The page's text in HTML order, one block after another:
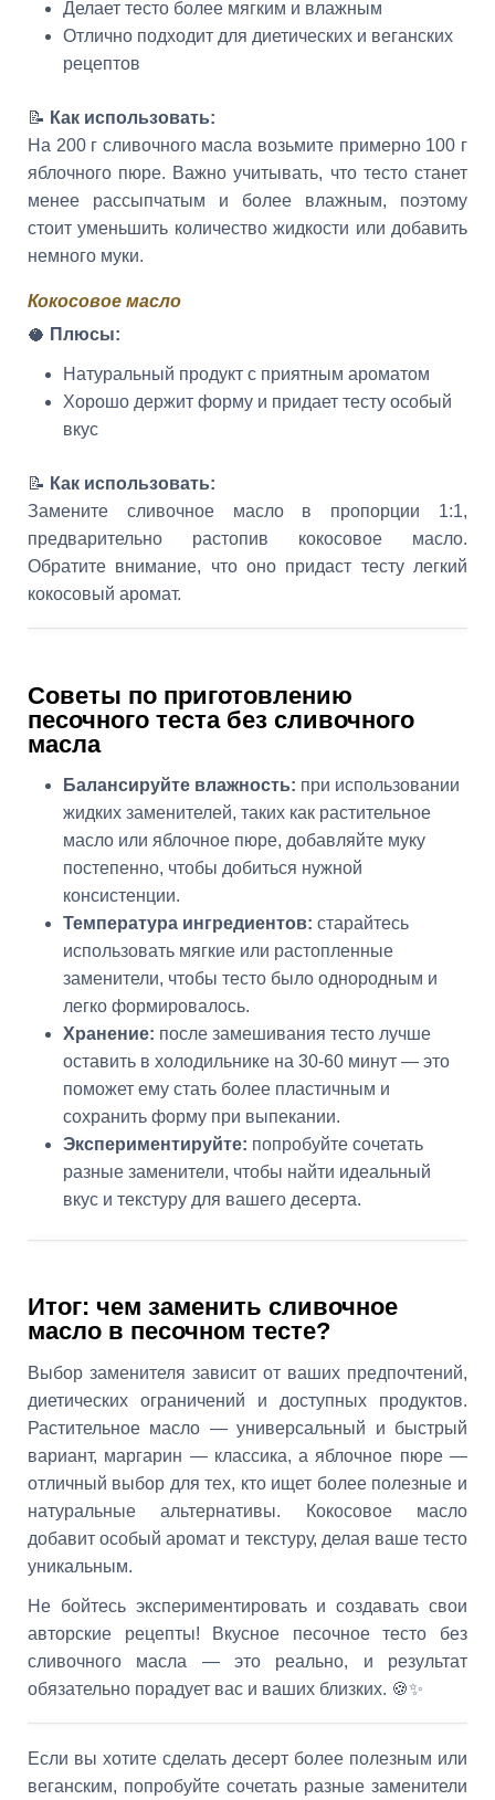
Делает тесто более мягким и влажным
Отлично подходит для диетических и веганских
рецептов
📝 Как использовать:
На 200 г сливочного масла возьмите примерно 100 г
яблочного пюре. Важно учитывать, что тесто станет
менее рассыпчатым и более влажным, поэтому
стоит уменьшить количество жидкости или добавить
немного муки.
Кокосовое масло
🥥 Плюсы:
Натуральный продукт с приятным ароматом
Хорошо держит форму и придает тесту особый
вкус
📝 Как использовать:
Замените сливочное масло в пропорции 1:1,
предварительно растопив кокосовое масло.
Обратите внимание, что оно придаст тесту легкий
кокосовый аромат.
Советы по приготовлению
песочного теста без сливочного
масла
Балансируйте влажность: при использовании
жидких заменителей, таких как растительное
масло или яблочное пюре, добавляйте муку
постепенно, чтобы добиться нужной
консистенции.
Температура ингредиентов: старайтесь
использовать мягкие или растопленные
заменители, чтобы тесто было однородным и
легко формировалось.
Хранение: после замешивания тесто лучше
оставить в холодильнике на 30-60 минут — это
поможет ему стать более пластичным и
сохранить форму при выпекании.
Экспериментируйте: попробуйте сочетать
разные заменители, чтобы найти идеальный
вкус и текстуру для вашего десерта.
Итог: чем заменить сливочное
масло в песочном тесте?
Выбор заменителя зависит от ваших предпочтений,
диетических ограничений и доступных продуктов.
Растительное масло — универсальный и быстрый
вариант, маргарин — классика, а яблочное пюре —
отличный выбор для тех, кто ищет более полезные и
натуральные альтернативы. Кокосовое масло
добавит особый аромат и текстуру, делая ваше тесто
уникальным.
Не бойтесь экспериментировать и создавать свои
авторские рецепты! Вкусное песочное тесто без
сливочного масла — это реально, и результат
обязательно порадует вас и ваших близких. 🍪✨
Если вы хотите сделать десерт более полезным или
веганским, попробуйте сочетать разные заменители